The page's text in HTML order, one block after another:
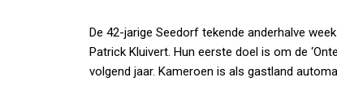
De 42-jarige Seedorf tekende anderhalve
Patrick Kluivert. Hun eerste doel is om de
volgend jaar. Kameroen is als gastland